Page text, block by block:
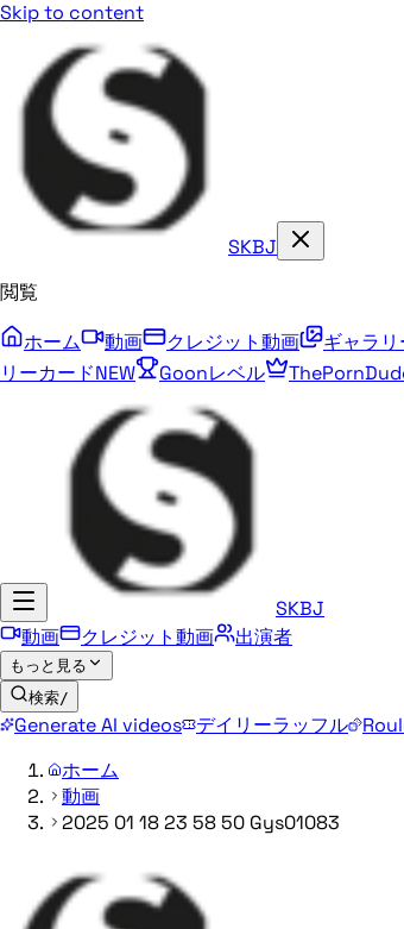
Skip to content
SKBJ
閲覧
ホーム
動画 クレジット動画 ギャラリ
リーカードNEW Goonレベル
SKBJ
動画
クレジット動画 出演者
もっと見る
検索/
Generate AI videos デイリーラッフル
ホーム
動画
2025 01 18 23 58 50 Gys01083